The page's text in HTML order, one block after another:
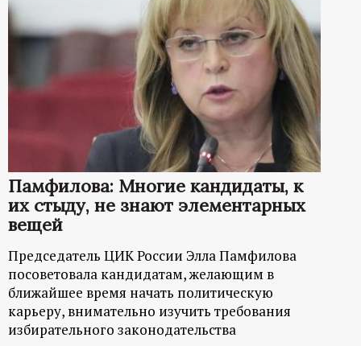
Памфилова: Многие кандидаты, к
их стыду, не знают элементарных
вещей
Председатель ЦИК России Элла Памфилова
посоветовала кандидатам, желающим в
ближайшее время начать политическую
карьеру, внимательно изучить требования
избирательного законодательства